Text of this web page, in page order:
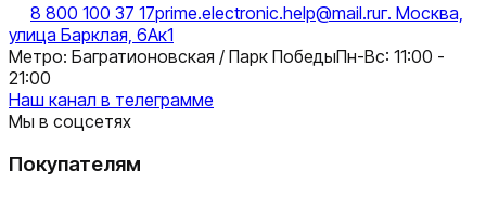
8 800 100 37 17prime.electronic.help@mail.ruг. Москва,
улица Барклая, 6Ак1
Метро: Багратионовская / Парк ПобедыПн-Вс: 11:00 -
21:00
Наш канал в телеграмме
Мы в соцсетях
Покупателям